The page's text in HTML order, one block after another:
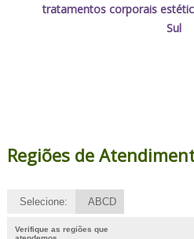
tratamentos corporais
Sul
Regiões de
Selecione: ABCD
Verifique as regiões que